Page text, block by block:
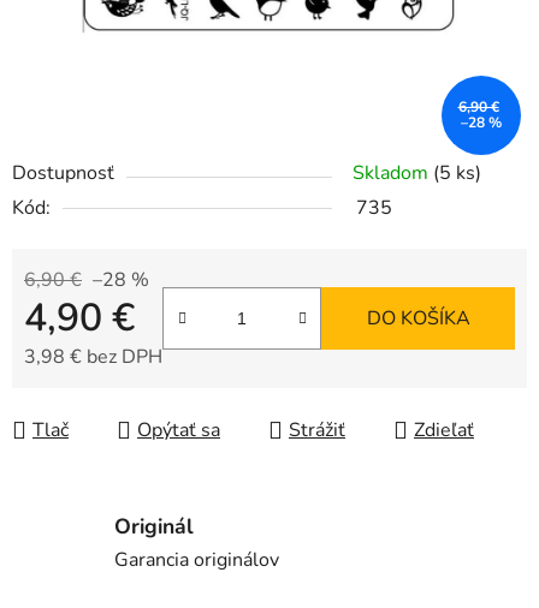
Dostupnosť Skladom (5 ks)
Kód:
735
6,90 € –28 %
4,90 €
3,98 € bez DPH
DO KOŠÍKA
Tlač Opýtať sa Strážiť Zdieľať
6,90 €
–28 %
Originál
Garancia originálov